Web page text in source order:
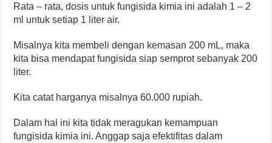
Rata – rata, dosis untuk fungisida kimia ini adalah 1 – 2
ml untuk setiap 1 liter air.
Misalnya kita membeli dengan kemasan 200 mL, maka
kita bisa mendapat fungisida siap semprot sebanyak 200
liter.
Kita catat harganya misalnya 60.000 rupiah.
Dalam hal ini kita tidak meragukan kemampuan
fungisida kimia ini. Anggap saja efektifitas dalam